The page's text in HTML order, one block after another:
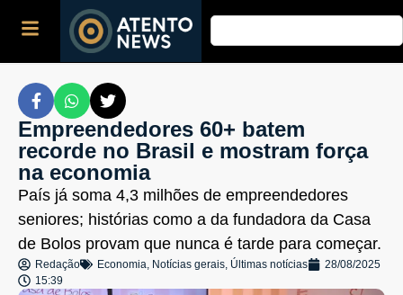
Empreendedores 60+ batem
recorde no Brasil e mostram força
na economia
País já soma 4,3 milhões de empreendedores
seniores; histórias como a da fundadora da Casa
de Bolos provam que nunca é tarde para começar.
Redação Economia, Notícias gerais, Últimas notícias
28/08/2025
15:39